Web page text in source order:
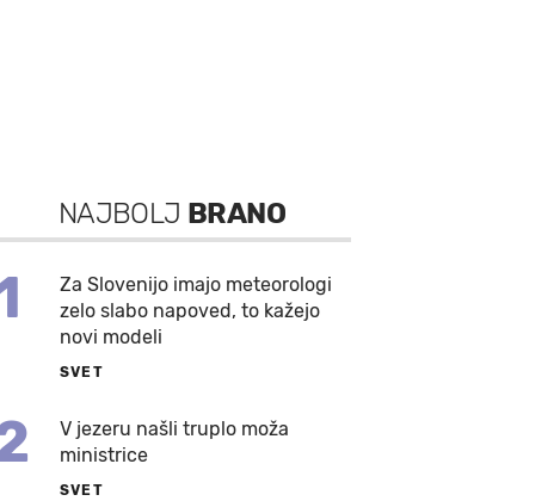
NAJBOLJ BRANO
Za Slovenijo imajo meteorologi
zelo slabo napoved, to kažejo
novi modeli
SVET
V jezeru našli truplo moža
ministrice
SVET